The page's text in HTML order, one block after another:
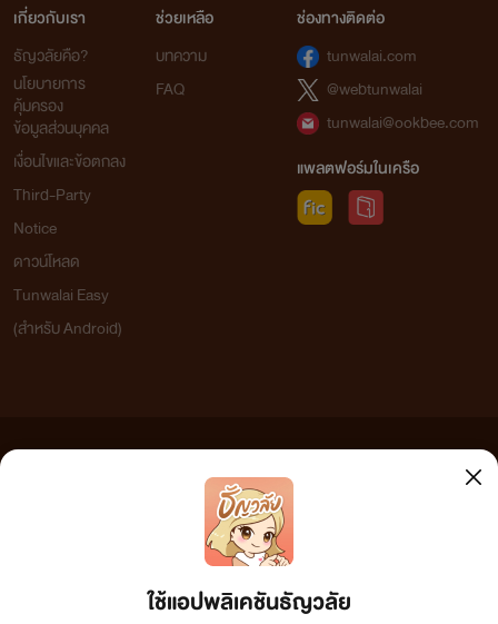
ใช้แอปพลิเคชันธัญวลัย
เกี่ยวกับเรา
ธัญวลัยคือ?
นโยบายการ
คุ้มครอง
ข้อมูลส่วนบุคคล
เงื่อนไขและข้อตกลง
Third-Party
Notice
ดาวน์โหลด
Tunwalai Easy
(สำหรับ Android)
ช่วยเหลือ
บทความ
FAQ
ช่องทางติดต่อ
tunwalai.com
@webtunwalai
tunwalai@ookbee.com
แพลตฟอร์มในเครือ
เว็บไซต์แห่งนี้ไม่ได้เห็นด้วยและไม่ขอรับผิดชอบต่อข้อความใดๆ ทั้งสิ้น ดังนั้นผู้อ่านทุกท่านโปรดใช้
วิจารณญาณในการกลั่นกรองด้วยตนเอง และหากท่านพบข้อความใดๆ ที่ขัดต่อกฎหมายและศีลธรรม
กรุณาแจ้งมาที่ tunwalai@ookbee.com เพื่อทีมงานจะได้ดำเนินการในทันที ทั้งนี้ ทางเว็บไซต์ขอสงวน
ลิขสิทธิ์ตามพระราชบัญญัติลิขสิทธิ์ (ฉบับเพิ่มเติม) พ.ศ.2558